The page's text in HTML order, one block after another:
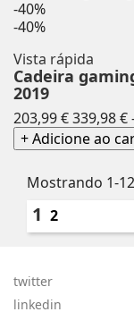
-40%
-40%
Vista rápida
Cadeira
2019
203,99 €Preço
normal
339,98 €
+ Adicione ao
Mostrando 1-
1 2
twitter
linkedin